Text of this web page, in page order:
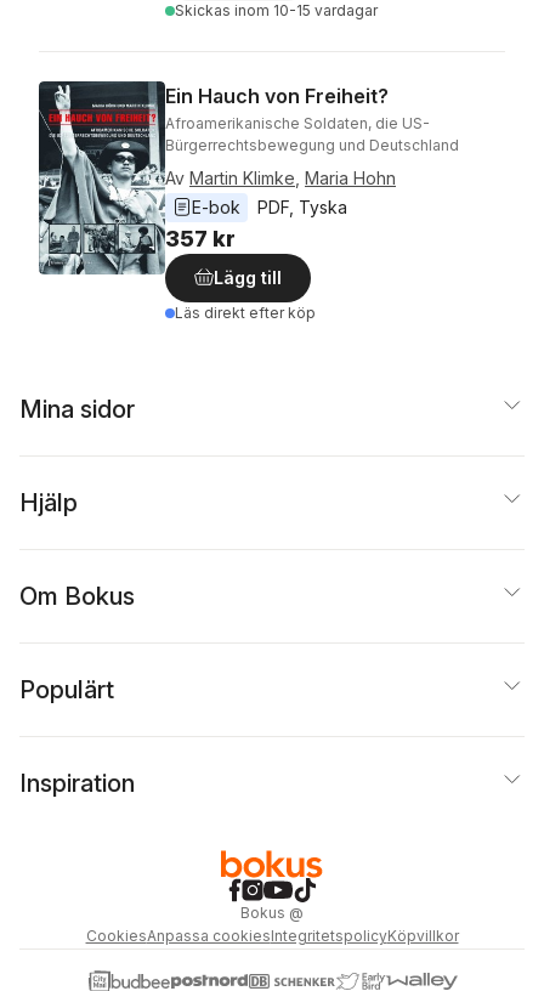
Skickas inom 10-15 vardagar
Ein Hauch von Freiheit?
Afroamerikanische Soldaten, die US-
Bürgerrechtsbewegung und Deutschland
Av Martin Klimke Maria Hohn
E-bok
PDF Tyska
357 kr
Lägg till
Läs direkt efter köp
Mina sidor
Hjälp
Om Bokus
Populärt
Inspiration
Bokus @
CookiesAnpassa cookiesIntegritetspolicyKöpvillkor